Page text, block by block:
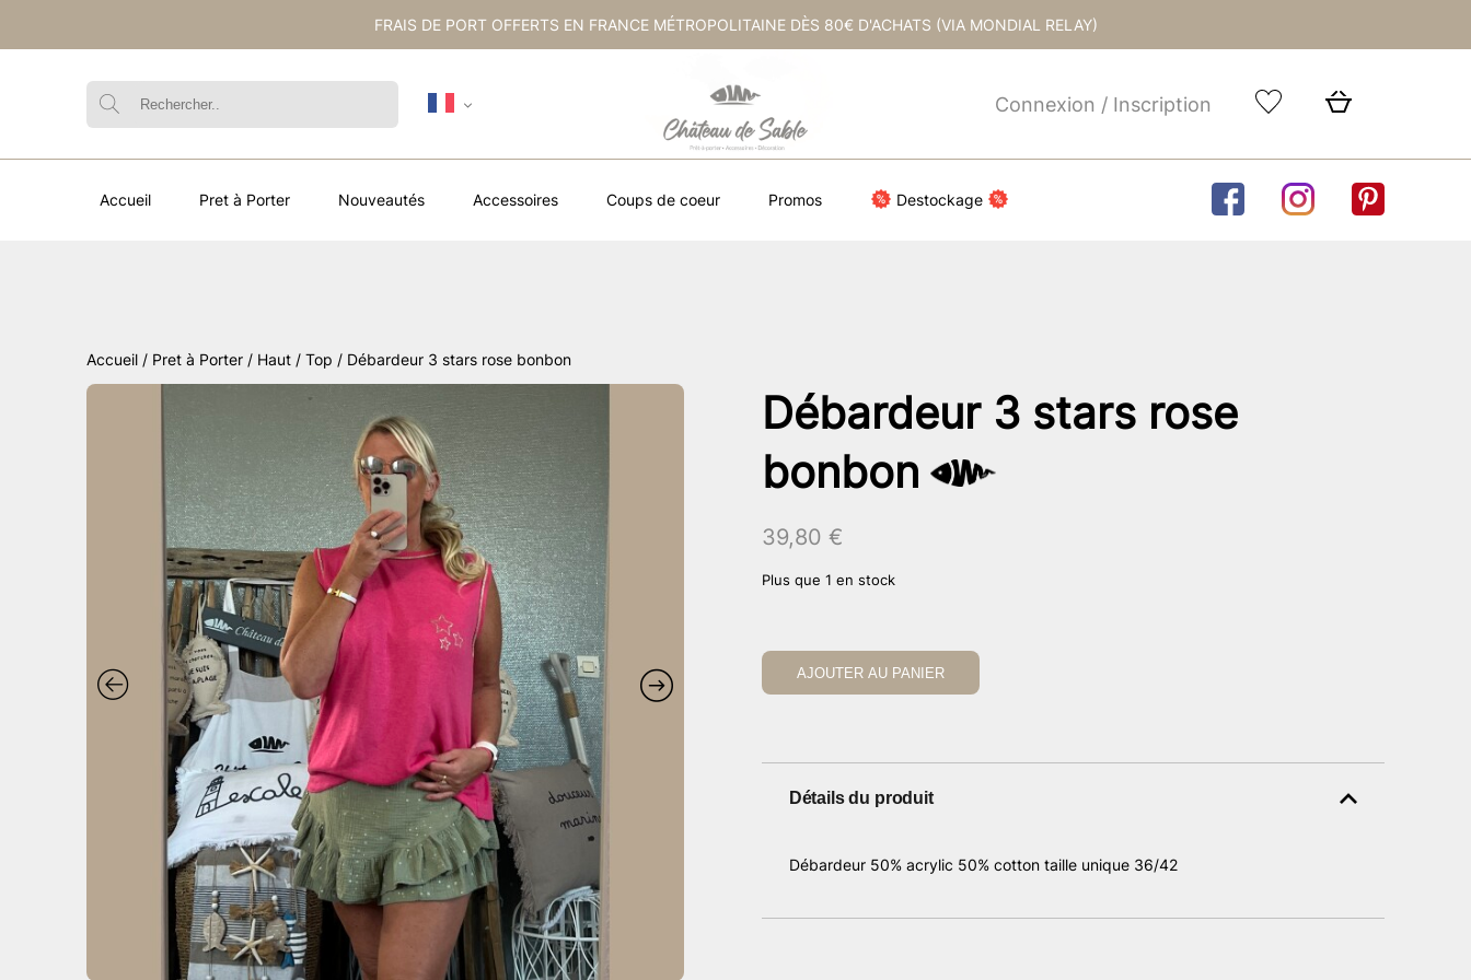
FRAIS DE PORT OFFERTS EN FRANCE MÉTROPOLITAINE DÈS 80€ D'ACHATS (VIA MONDIAL RELAY)
Connexion / Inscription
Accueil Pret à Porter Nouveautés Accessoires Coups de coeur Promos Destockage
Accueil / Pret à Porter / Haut / Top / Débardeur 3 stars rose bonbon
Débardeur 3 stars rose
bonbon
39,80 €
Plus que 1 en stock
AJOUTER AU PANIER
Détails du produit
Débardeur 50% acrylic 50% cotton taille unique 36/42